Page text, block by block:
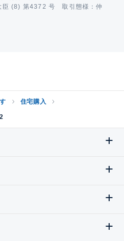
臣 (8) 第4372 号 取引態様：仲
住宅購入